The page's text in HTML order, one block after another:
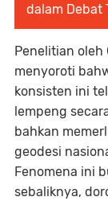
dalam Debat
Penelitian oleh
menyoroti
konsisten ini
lempeng
bahkan
geodesi
Fenomena ini
sebaliknya,